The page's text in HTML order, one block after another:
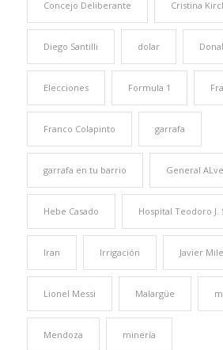
Concejo Deliberante Cristina
Diego Santilli dolar
Elecciones Formula 1
Franco Colapinto garrafa
garrafa en tu barrio General
Hebe Casado Hospital Teodoro J.
Iran Irrigación Javier
Lionel Messi Malargüe
Mendoza minería